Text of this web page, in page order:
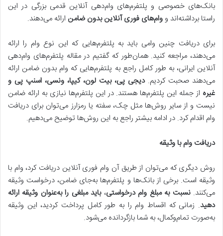
بانک‌های خصوصی و پلتفرم‌های وام‌دهی آنلاین قدمی بزرگی در این
راستا برداشته‌اند ووام‌های فوری آنلاین بدون ضامن ارائه می‌دهند.
برای دریافت چنین وامی باید به پلتفرم‌هایی که این نوع وام را ارائه
می‌دهند، مراجعه کنید. همان‌طور که گفتیم در مقاله پلتفرم‌های وام‌دهی
آنلاین ایرانی، به طور کامل راجع به پلتفرم‌هایی که وام بدون ضامن ارائه
می‌دهند صحبت کردیم.دیجی پی، بیت لون، کیپا، ونسی، اسنپ پی و
غیره از جمله این پلتفرم‌ها هستند. در این پلتفرم‌ها نیازی به ارائه ضامن
نیست و از سایر روش‌ها مثل چک، سفته یا رمزارز می‌توان برای دریافت
وام اقدام کرد. در ادامه بیشتر راجع به این روش‌ها توضیح می‌دهیم.
دریافت وام با وثیقه
روش دیگری که می‌توان از طریق آن وام فوری آنلاین دریافت کرد، وام با
وثیقه است. برخی از بانک‌ها و پلتفرم‌ها به‌جای ضامن، درخواست وثیقه
می‌کنند.نسبت به مبلغ وام درخواستی،باید مبلغی را به‌عنوان وثیقه ارائه
دهید. زمانی که اقساط وام را به طور کامل پرداخت کردید، این وثیقه
به‌صورت تمام‌وکمال، به شما بازگردانده می‌شود.